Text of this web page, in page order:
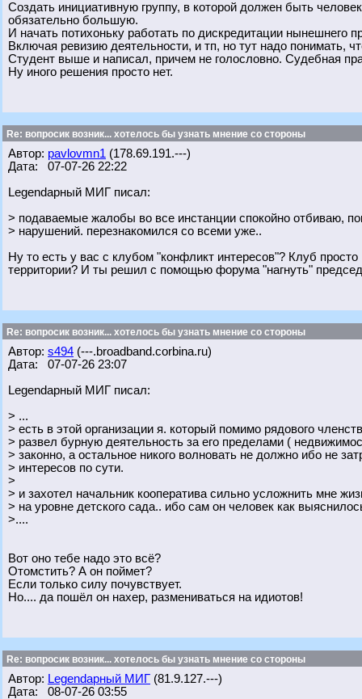
Создать инициативную группу, в которой должен быть
обязательно большую.
И начать потихоньку работать по дискредитации нынешнего
Включая ревизию деятельности, и тп, но тут надо понимать,
Студент выше и написал, причем не голословно. Судебная
Ну иного решения просто нет.
Re: вопросик возник... хотелось бы узнать мнение со стороны
Автор: pavlovmn1 (178.69.191.---)
Дата: 07-07-26 22:22
Legendарный МИГ писал:
> подаваемые жалобы во все инстанции спокойно отбиваю,
> нарушений. перезнакомился со всеми уже..
Ну то есть у вас с клубом "конфликт интересов"? Клуб
территории? И ты решил с помощью форума "нагнуть"
Re: вопросик возник... хотелось бы узнать мнение со стороны
Автор: s494 (---.broadband.corbina.ru)
Дата: 07-07-26 23:07
Legendарный МИГ писал:
> ...
> есть в этой организации я. который помимо рядового
> развел бурную деятельность за его пределами (
> законно, а остальное никого волновать не должно ибо не
> интересов по сути.
>
> и захотел начальник кооператива сильно усложнить мне
> на уровне детского сада.. ибо сам он человек как
>....
Вот оно тебе надо это всё?
Отомстить? А он поймет?
Если только силу почувствует.
Но.... да пошёл он нахер, размениваться на идиотов!
Re: вопросик возник... хотелось бы узнать мнение со стороны
Автор: Legendарный МИГ (81.9.127.---)
Дата: 08-07-26 03:55